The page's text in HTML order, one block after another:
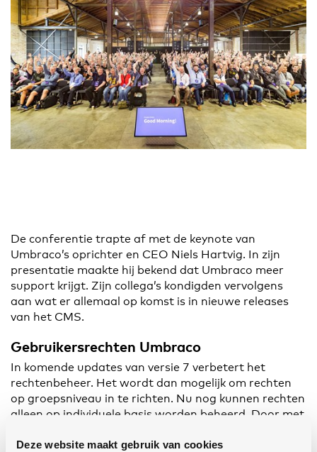
Deze website maakt gebruik van cookies
De conferentie trapte af met de keynote van
Umbraco’s oprichter en CEO Niels Hartvig. In zijn
presentatie maakte hij bekend dat Umbraco meer
support krijgt. Zijn collega’s kondigden vervolgens
aan wat er allemaal op komst is in nieuwe releases
van het CMS.
Gebruikersrechten Umbraco
In komende updates van versie 7 verbetert het
rechtenbeheer. Het wordt dan mogelijk om rechten
op groepsniveau in te richten. Nu nog kunnen rechten
alleen op individuele basis worden beheerd. Door met
generiek beheren. Het vereenvoudigt voor grotere